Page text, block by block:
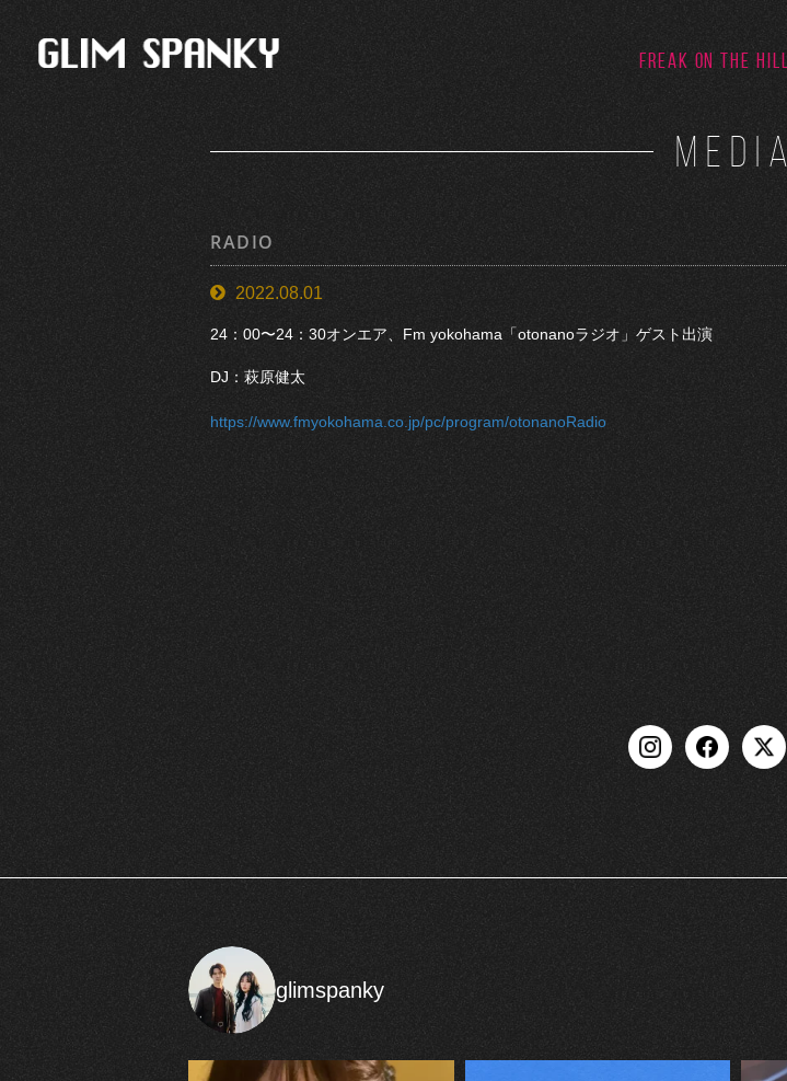
FREAK ON THE HILL
MEDIA
RADIO
2022.08.01
24：00〜24：30オンエア、Fm yokohama「otonanoラジオ」ゲスト出演
DJ：萩原健太
https://www.fmyokohama.co.jp/pc/program/otonanoRadio
glimspanky